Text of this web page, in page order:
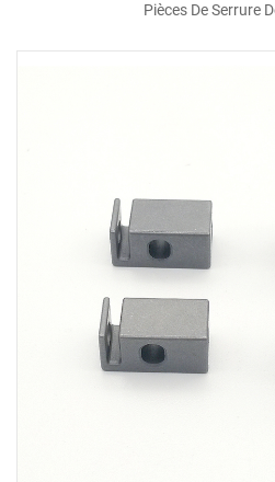
Pièces De Serrure